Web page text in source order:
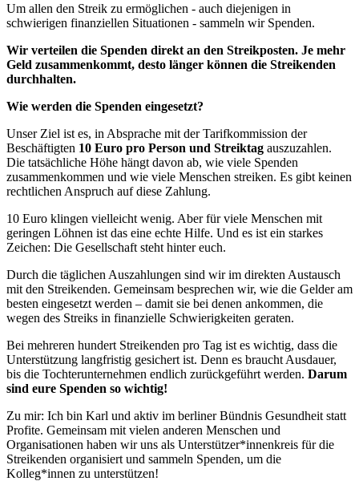
Um allen den Streik zu ermöglichen - auch diejenigen in
schwierigen finanziellen Situationen - sammeln wir Spenden.
Wir verteilen die Spenden direkt an den Streikposten. Je mehr
Geld zusammenkommt, desto länger können die Streikenden
durchhalten.
Wie werden die Spenden eingesetzt?
Unser Ziel ist es, in Absprache mit der Tarifkommission der
Beschäftigten 10 Euro pro Person und Streiktag auszuzahlen.
Die tatsächliche Höhe hängt davon ab, wie viele Spenden
zusammenkommen und wie viele Menschen streiken. Es gibt keinen
rechtlichen Anspruch auf diese Zahlung.
10 Euro klingen vielleicht wenig. Aber für viele Menschen mit
geringen Löhnen ist das eine echte Hilfe. Und es ist ein starkes
Zeichen: Die Gesellschaft steht hinter euch.
Durch die täglichen Auszahlungen sind wir im direkten Austausch
mit den Streikenden. Gemeinsam besprechen wir, wie die Gelder am
besten eingesetzt werden – damit sie bei denen ankommen, die
wegen des Streiks in finanzielle Schwierigkeiten geraten.
Bei mehreren hundert Streikenden pro Tag ist es wichtig, dass die
Unterstützung langfristig gesichert ist. Denn es braucht Ausdauer,
bis die Tochterunternehmen endlich zurückgeführt werden. Darum
sind eure Spenden so wichtig!
Zu mir: Ich bin Karl und aktiv im berliner Bündnis Gesundheit statt
Profite. Gemeinsam mit vielen anderen Menschen und
Organisationen haben wir uns als Unterstützer*innenkreis für die
Streikenden organisiert und sammeln Spenden, um die
Kolleg*innen zu unterstützen!